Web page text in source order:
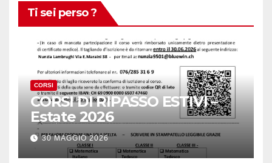
Ti sei perso ?
CORSI
CORSI DI RIPASSO ESTIVI –
Estate 2026
30 MAGGIO 2026